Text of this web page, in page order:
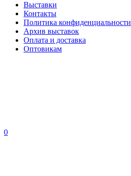
Выставки
Контакты
Политика конфиденциальности
Архив выставок
Оплата и доставка
Оптовикам
0